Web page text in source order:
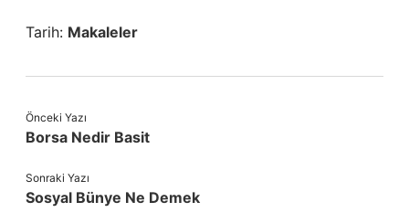
Tarih: Makaleler
Önceki Yazı
Borsa Nedir Basit
Sonraki Yazı
Sosyal Bünye Ne Demek